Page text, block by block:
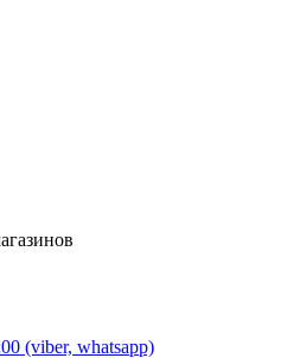
(viber, whatsapp)